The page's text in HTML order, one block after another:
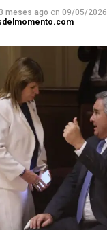
3 meses ago on 09/05/2026